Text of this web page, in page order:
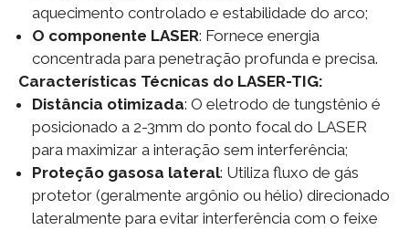
aquecimento controlado e estabilidade do arco;
O componente LASER: Fornece energia
concentrada para penetração profunda e precisa.
Características Técnicas do LASER-TIG:
Distância otimizada: O eletrodo de tungstênio é
posicionado a 2-3mm do ponto focal do LASER
para maximizar a interação sem interferência;
Proteção gasosa lateral: Utiliza fluxo de gás
protetor (geralmente argônio ou hélio) direcionado
lateralmente para evitar interferência com o feixe